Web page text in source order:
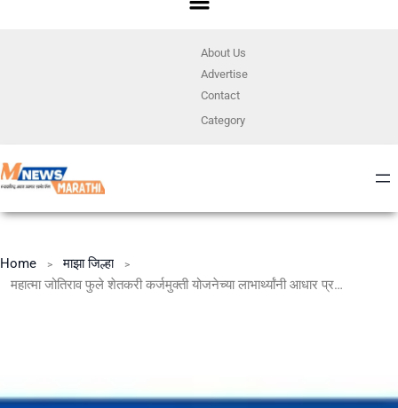
About Us
Advertise
Contact
Category
Home
माझा जिल्हा
महात्मा जोतिराव फुले शेतकरी कर्जमुक्ती योजनेच्या लाभार्थ्यांनी आधार प्रमाणीकरण करून घेण्याचे आवाहन*